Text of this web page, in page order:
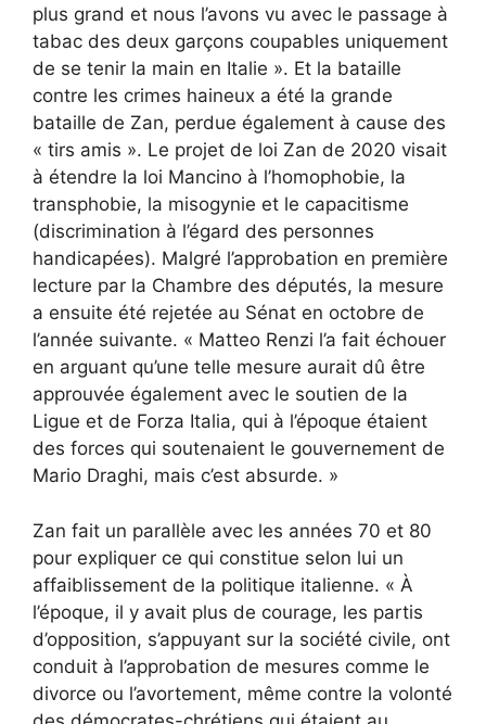
plus grand et nous l’avons vu avec le passage à
tabac des deux garçons coupables uniquement
de se tenir la main en Italie ». Et la bataille
contre les crimes haineux a été la grande
bataille de Zan, perdue également à cause des
« tirs amis ». Le projet de loi Zan de 2020 visait
à étendre la loi Mancino à l’homophobie, la
transphobie, la misogynie et le capacitisme
(discrimination à l’égard des personnes
handicapées). Malgré l’approbation en première
lecture par la Chambre des députés, la mesure
a ensuite été rejetée au Sénat en octobre de
l’année suivante. « Matteo Renzi l’a fait échouer
en arguant qu’une telle mesure aurait dû être
approuvée également avec le soutien de la
Ligue et de Forza Italia, qui à l’époque étaient
des forces qui soutenaient le gouvernement de
Mario Draghi, mais c’est absurde. »
Zan fait un parallèle avec les années 70 et 80
pour expliquer ce qui constitue selon lui un
affaiblissement de la politique italienne. « À
l’époque, il y avait plus de courage, les partis
d’opposition, s’appuyant sur la société civile, ont
conduit à l’approbation de mesures comme le
divorce ou l’avortement, même contre la volonté